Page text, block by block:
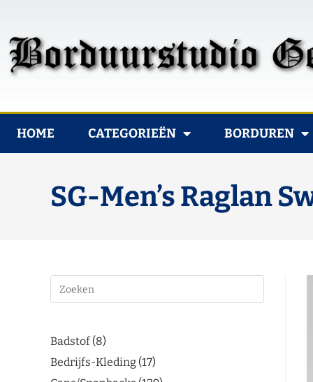
HOME CATEGORIEËN BORDUREN
SG-Men’s Raglan
Badstof 8
Bedrijfs-Kleding 17